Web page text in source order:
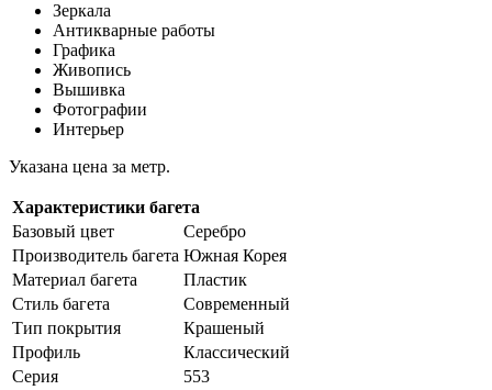
Зеркала
Антикварные работы
Графика
Живопись
Вышивка
Фотографии
Интерьер
Указана цена за метр.
Характеристики багета
Базовый цвет
Серебро
Производитель багета Южная Корея
Материал багета
Пластик
Стиль багета
Cовременный
Тип покрытия
Крашеный
Профиль
Классический
Серия
553